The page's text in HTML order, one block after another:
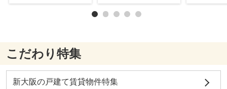
こだわり特集
新大阪の戸建て賃貸物件特集